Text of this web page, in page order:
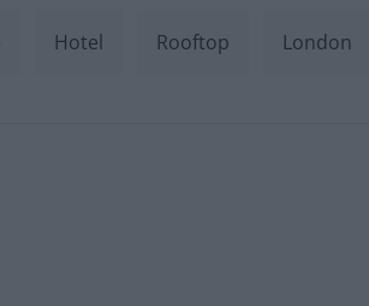
Hotel Rooftop London